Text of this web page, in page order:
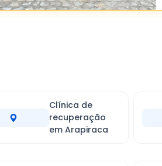
Clínica de
recuperação
em Arapiraca